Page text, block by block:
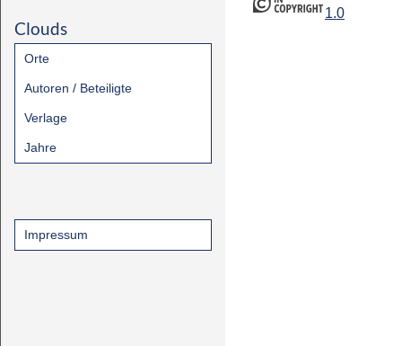
Clouds
Orte
Autoren / Beteiligte
Verlage
Jahre
Impressum
1.0